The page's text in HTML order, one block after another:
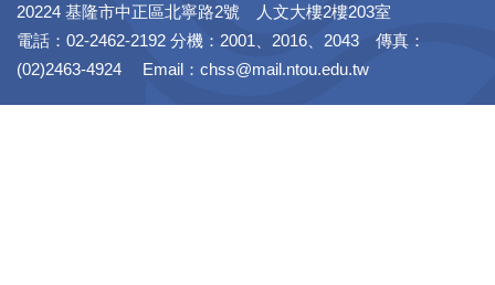
20224 基隆市中正區北寧路2號 人文大樓2樓203室
電話：02-2462-2192 分機：2001、2016、2043 傳真：
(02)2463-4924 Email：chss@mail.ntou.edu.tw